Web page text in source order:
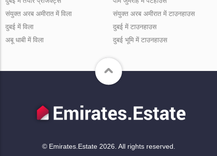
संयुक्त अरब अमीरात में विला
दुबई में विला
अबू धाबी में विला
संयुक्त अरब अमीरात में टाउनहाउस
दुबई में टाउनहाउस
दुबई भूमि में टाउनहाउस
© Emirates.Estate 2026. All rights reserved.